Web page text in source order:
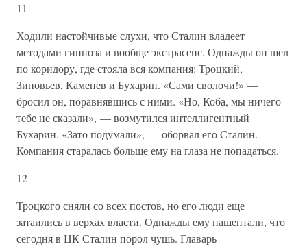
11
Ходили настойчивые слухи, что Сталин владеет
методами гипноза и вообще экстрасенс. Однажды он шел
по коридору, где стояла вся компания: Троцкий,
Зиновьев, Каменев и Бухарин. «Сами сволочи!» —
бросил он, поравнявшись с ними. «Но, Коба, мы ничего
тебе не сказали», — возмутился интеллигентный
Бухарин. «Зато подумали», — оборвал его Сталин.
Компания старалась больше ему на глаза не попадаться.
12
Троцкого сняли со всех постов, но его люди еще
затаились в верхах власти. Однажды ему нашептали, что
сегодня в ЦК Сталин порол чушь. Главарь